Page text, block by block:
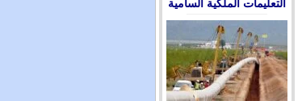
التعليمات الملكية السامية